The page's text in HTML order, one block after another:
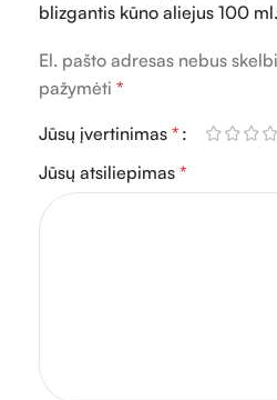
blizgantis kūno aliejus 100
El. pašto adresas nebus
pažymėti *
Jūsų įvertinimas *
Jūsų atsiliepimas *